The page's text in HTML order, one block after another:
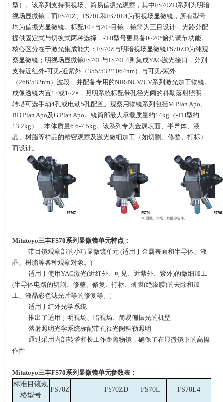
型）。该系列支持明视场、简易偏振光观察，其中FS70ZD系列为明暗
视场显微镜，而FS70Z、 FS70L和FS70L4为明视场显微镜，所有型号
均为偏振光显微镜。标配10×与20×目镜，镜筒为三目设计，光路分配
提供固定式与切换式两种选择， -TH型号更具备0~20°俯角调节功能。
核心区分在于激光集成能力： FS70Z与明暗视场显微镜FS70ZD为纯观
察显微镜；明视场显微镜FS70L与FS70L4则集成YAG激光接口，分别
支持近红外-可见-近紫外（355/532/1064nm）与可见-紫外
（266/532nm）波段，并配备专用的NIR/NUV/UV系列激光加工物镜。
成像透镜内置1×或1~2×，照明系统标配带孔径光阑的科勒落射照明，
转塔可选手动4孔或电动5孔配置。观察用物镜系列包括M Plan Apo、
BD Plan Apo及G Plan Apo。镜筒部最大承载质量约14kg （-TH型约
13.2kg ），本体质量6.6-7.5kg。该系列专为金属表面、半导体、液
晶、树脂等样品的精密观察及激光微细加工（如切割、修整、打标）
而设计。
Mitutoyo三丰FS70系列显微镜单元特点：
-带目镜观察部的小巧显微镜单元 (适用于金属表面和半导体、液
晶、树脂等各种观察对象。 )
-适用于使用YAG激光(近红外、可见、近紫外、紫外)的微细加工
(半导体电路的切割、修整、修复、打标、薄膜(绝缘膜)的去除和加
工、液晶彩色滤光片等的修复等。 )
-适用于红外光学系统
-推出了适用于明视场、暗视场、简易偏振光的机型
-落射照明光学系统标配带孔径光阑科勒照明
-通过采用内部转塔和长工作距离物镜，确保了在显微镜下的高操
作性
Mitutoyo三丰FS70系列显微镜单元参数表：
标准目镜规
格型号
FS70Z - FS70ZD FS70L FS70L4